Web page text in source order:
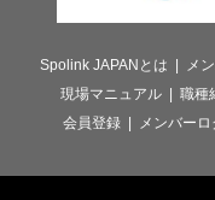
Spolink JAPANとは メ
現場マニュアル
職種
会員登録
メンバーロ